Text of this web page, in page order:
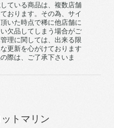
ている商品は、複数店舗
おります。その為、サイ
いた時点で稀に他店舗に
欠品してしまう場合がご
理に関しては、出来る限
更新を心がけております
際は、ご了承下さいま
トマリン